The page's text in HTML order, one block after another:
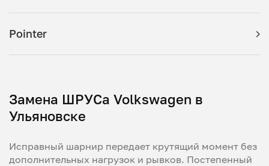
Pointer
Замена ШРУСа Volkswagen в
Ульяновске
Исправный шарнир передает крутящий момент без
дополнительных нагрузок и рывков. Постепенный